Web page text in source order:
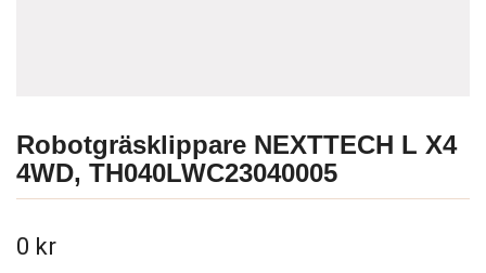
Robotgräsklippare NEXTTECH L X4
4WD, TH040LWC23040005
0 kr